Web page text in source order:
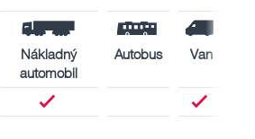
Nákladný
automobil
Autobus Van